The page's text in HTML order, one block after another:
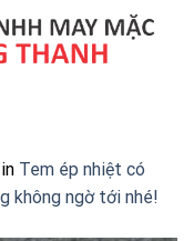
in Tem ép nhiệt có
không ngờ tới nhé!